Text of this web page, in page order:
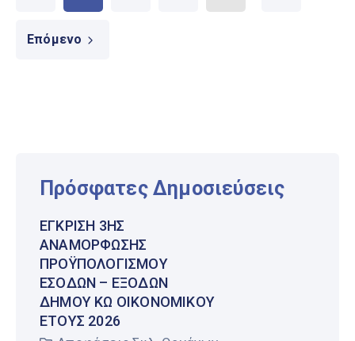
Επόμενο
Πρόσφατες Δημοσιεύσεις
ΈΓΚΡΙΣΗ 3ΗΣ
ΑΝΑΜΌΡΦΩΣΗΣ
ΠΡΟΫΠΟΛΟΓΙΣΜΟΎ
ΕΣΌΔΩΝ – ΕΞΌΔΩΝ
ΔΉΜΟΥ ΚΩ ΟΙΚΟΝΟΜΙΚΟΎ
ΈΤΟΥΣ 2026